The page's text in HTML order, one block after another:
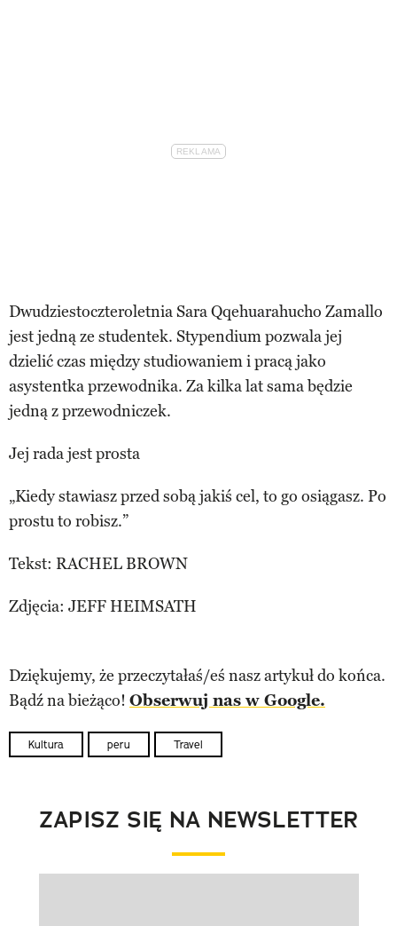
Dwudziestoczteroletnia Sara Qqehuarahucho Zamallo
jest jedną ze studentek. Stypendium pozwala jej
dzielić czas między studiowaniem i pracą jako
asystentka przewodnika. Za kilka lat sama będzie
jedną z przewodniczek.
Jej rada jest prosta
„Kiedy stawiasz przed sobą jakiś cel, to go osiągasz. Po
prostu to robisz.”
Tekst: RACHEL BROWN
Zdjęcia: JEFF HEIMSATH
Dziękujemy, że przeczytałaś/eś nasz artykuł do końca.
Bądź na bieżąco! Obserwuj nas w Google.
Kultura peru Travel
ZAPISZ SIĘ NA NEWSLETTER